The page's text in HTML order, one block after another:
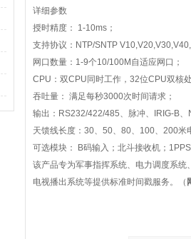
详细参数
授时精度：
1-10ms ；
支持协议： NTP/SNTP
网口数量： 1-9个10/100M 自适应网口；
CPU ：双CPU 同时工作， 32位CPU双核
吞吐量： 满足每秒3000次时间请求；
输出： RS232/422/485、脉冲、 IRIG-B、
天馈线长度： 30、 50、 80、 100、 200米
可选模块：
B码输入；北斗接收机；
该产品专为军事指挥系统、电力调度系
电视播出系统等提供标准时间戳服务。（